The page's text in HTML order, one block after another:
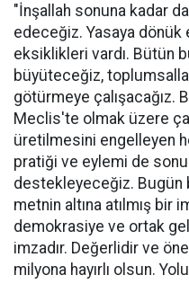
"İnşallah sonuna kadar
edeceğiz. Yasaya dönük
eksiklikleri vardı. Bütün
büyüteceğiz,
götürmeye çalışacağız.
Meclis'te olmak üzere
üretilmesini engelleyen
pratiği ve eylemi de
destekleyeceğiz. Bugün
metnin altına atılmış bir
demokrasiye ve ortak
imzadır. Değerlidir ve
milyona hayırlı olsun.